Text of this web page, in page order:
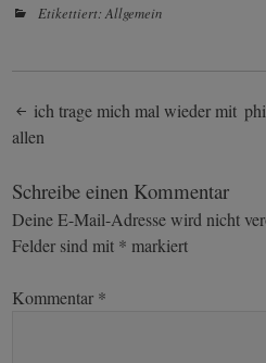
Etikettiert:Allgemein
Post
navigation
ich trage mich mal wieder mit
allen
Schreibe einen Kommentar
Deine E-Mail-Adresse wird nicht
Felder sind mit * markiert
Kommentar *